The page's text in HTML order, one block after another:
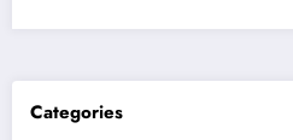
Categories